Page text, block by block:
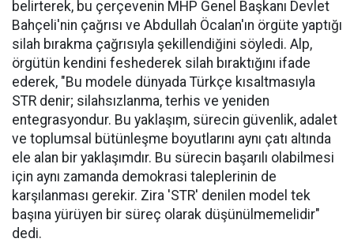
belirterek, bu çerçevenin MHP Genel Başkanı Devlet
Bahçeli'nin çağrısı ve Abdullah Öcalan'ın örgüte yaptığı
silah bırakma çağrısıyla şekillendiğini söyledi. Alp,
örgütün kendini feshederek silah bıraktığını ifade
ederek, "Bu modele dünyada Türkçe kısaltmasıyla
STR denir; silahsızlanma, terhis ve yeniden
entegrasyondur. Bu yaklaşım, sürecin güvenlik, adalet
ve toplumsal bütünleşme boyutlarını aynı çatı altında
ele alan bir yaklaşımdır. Bu sürecin başarılı olabilmesi
için aynı zamanda demokrasi taleplerinin de
karşılanması gerekir. Zira 'STR' denilen model tek
başına yürüyen bir süreç olarak düşünülmemelidir"
dedi.